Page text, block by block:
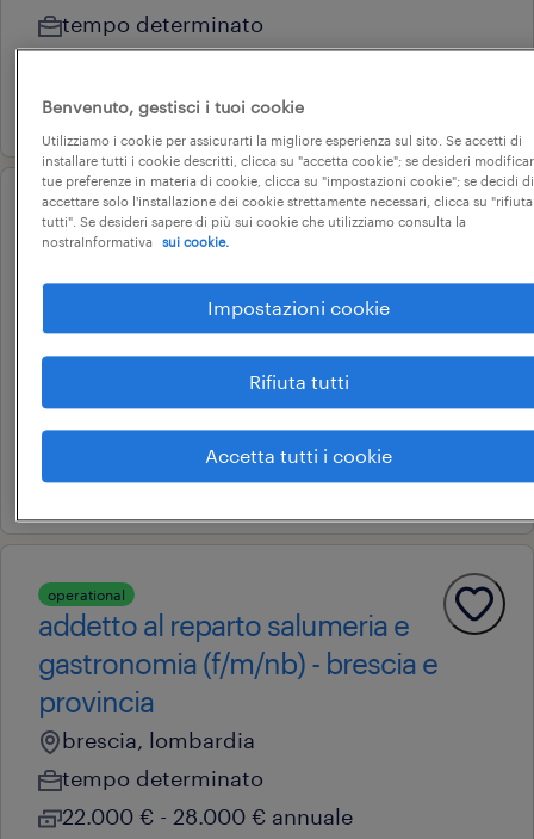
tempo determinato
4 agosto 2026
operational
addetto al reparto salumeria e
gastronomia (f/m/nb) - cuneo e
provincia
cuneo, piemonte
22.000 € - 28.000 € annuale
4 agosto 2026
operational
addetto al reparto salumeria e
gastronomia (f/m/nb) - brescia e
provincia
brescia, lombardia
tempo determinato
22.000 € - 28.000 € annuale
Benvenuto, gestisci i tuoi cookie
Utilizziamo i cookie per assicurarti la migliore esperienza sul sito. Se accetti di
installare tutti i cookie descritti, clicca su "accetta cookie"; se desideri
tue preferenze in materia di cookie, clicca su "impostazioni cookie"; se decidi di
accettare solo l'installazione dei cookie strettamente necessari, clicca su "rifiuta
tutti". Se desideri sapere di più sui cookie che utilizziamo consulta la
nostraInformativa
sui cookie.
Impostazioni cookie
Rifiuta tutti
Accetta tutti i cookie